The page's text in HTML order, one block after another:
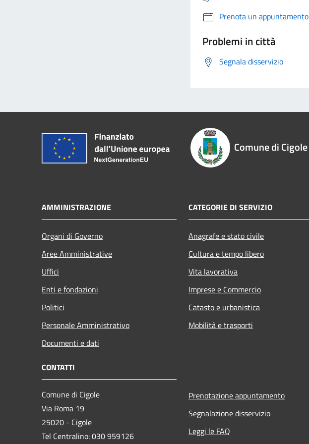
Prenota un appuntamento
Problemi in città
Segnala disservizio
Comune di Cigole
AMMINISTRAZIONE
Organi di Governo
Aree Amministrative
Uffici
Enti e fondazioni
Politici
Personale Amministrativo
Documenti e dati
CATEGORIE DI SERVIZIO
Anagrafe e stato civile
Cultura e tempo libero
Vita lavorativa
Imprese e Commercio
Catasto e urbanistica
Mobilità e trasporti
CONTATTI
Comune di Cigole
Via Roma 19
25020 - Cigole
Tel Centralino: 030 959126
Prenotazione appuntamento
Segnalazione disservizio
Leggi le FAQ